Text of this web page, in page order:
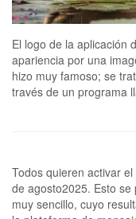
El logo de la aplicación
apariencia por una
hizo muy famoso; se
través de un programa
Todos quieren activar
de agosto2025. Esto
muy sencillo, cuyo